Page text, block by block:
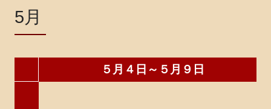
5月
５月４日～５月９日